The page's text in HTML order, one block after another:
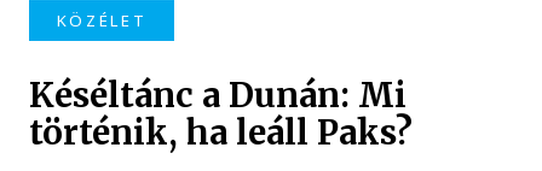
KÖZÉLET
Késéltánc a Dunán: Mi
történik, ha leáll Paks?